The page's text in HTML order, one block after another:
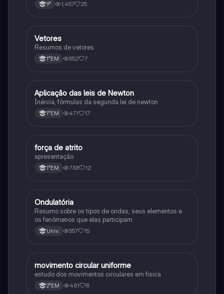
9° 1,457 25
Física
Vetores
Resumos de vetores
1°EM 552 7
Física
Aplicação das leis de Newton
Inércia, fórmulas da segunda lei de newton
1°EM 471 17
Física
força de atrito
apresentação
1°EM 738 12
Física
Ondulatória
Resumo sobre os tipos de ondas, seus elementos e
os fenômenos que elas participam
Univ. 557 15
Física
movimento circular uniforme
estudo dos movimentos circulares em fisica
2°EM 481 8